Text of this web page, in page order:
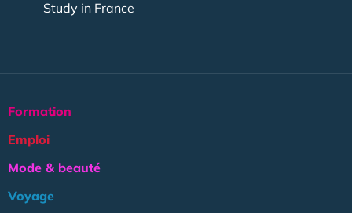
Study in France
Formation
Emploi
Mode & beauté
Voyage